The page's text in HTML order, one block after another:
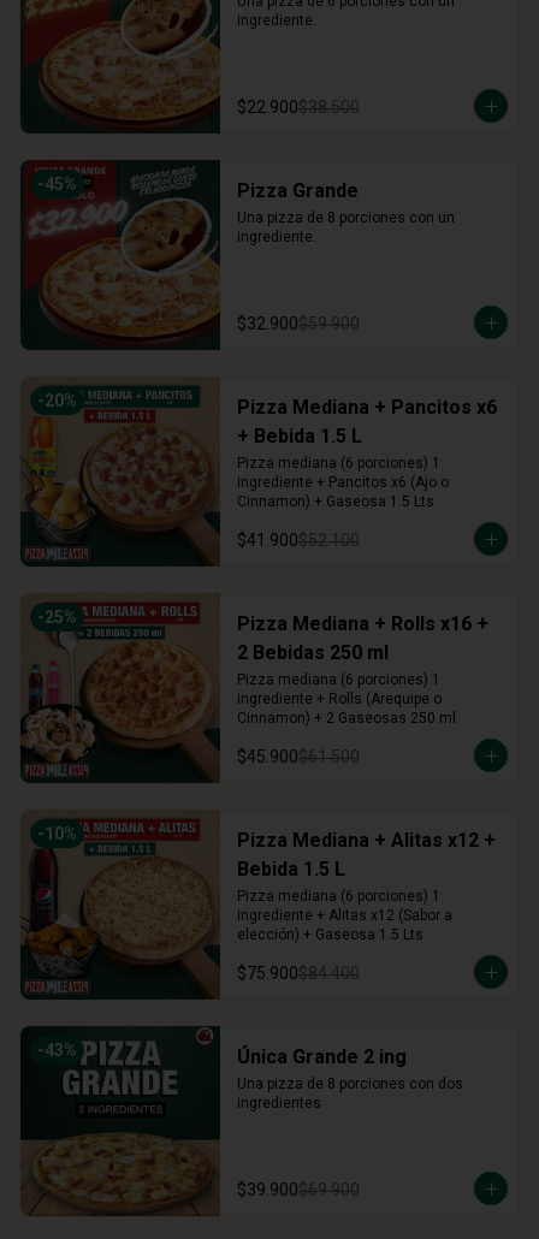
ingrediente.
$22.900$38.500
-45% Pizza Grande
Una pizza de 8 porciones con un
ingrediente.
$32.900$59.900
-20%
Pizza Mediana + Pancitos x6
+ Bebida 1.5 L
Pizza mediana (6 porciones) 1
ingrediente + Pancitos x6 (Ajo o
Cinnamon) + Gaseosa 1.5 Lts
$41.900$52.100
-25%
Pizza Mediana + Rolls x16 +
2 Bebidas 250 ml
Pizza mediana (6 porciones) 1
ingrediente + Rolls (Arequipe o
Cinnamon) + 2 Gaseosas 250 ml
$45.900$61.500
-10%
Pizza Mediana + Alitas x12 +
Bebida 1.5 L
Pizza mediana (6 porciones) 1
ingrediente + Alitas x12 (Sabor a
elección) + Gaseosa 1.5 Lts
$75.900$84.400
-43% Única Grande 2 ing
Una pizza de 8 porciones con dos
ingredientes
$39.900$69.900